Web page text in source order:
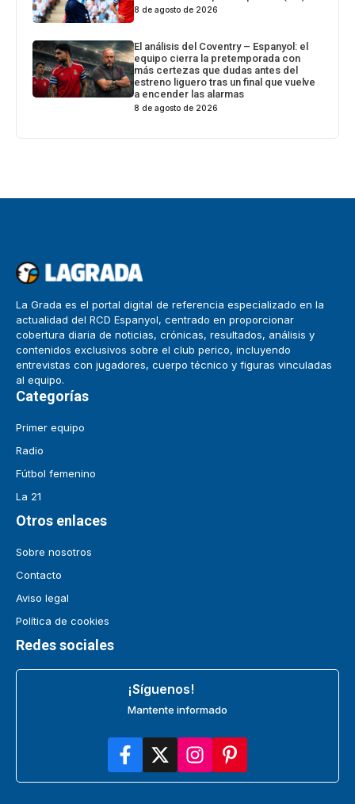
8 de agosto de 2026
El análisis del Coventry – Espanyol: el
equipo cierra la pretemporada con
más certezas que dudas antes del
estreno liguero tras un final que vuelve
a encender las alarmas
8 de agosto de 2026
La Grada es el portal digital de referencia especializado en la
actualidad del RCD Espanyol, centrado en proporcionar
cobertura diaria de noticias, crónicas, resultados, análisis y
contenidos exclusivos sobre el club perico, incluyendo
entrevistas con jugadores, cuerpo técnico y figuras vinculadas
al equipo.
Categorías
Primer equipo
Radio
Fútbol femenino
La 21
Otros enlaces
Sobre nosotros
Contacto
Aviso legal
Política de cookies
Redes sociales
¡Síguenos!
Mantente informado